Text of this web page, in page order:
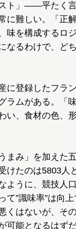
ト」――平たく
難しい。「正
味を構成するロ
なるわけで、ど
登録したフラ
ムがある。「
い、食材の色、
まみ」を加えた
けたのは5803人
ように、競技人
て”識味率”は向
くはないが、そ
可能となるはずだ